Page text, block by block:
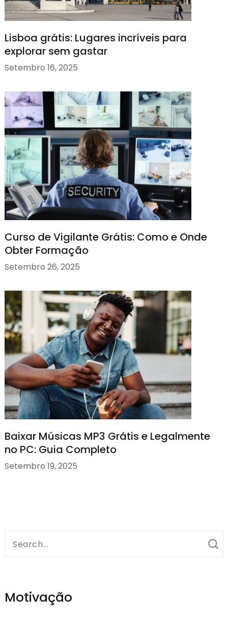
Lisboa grátis: Lugares incríveis para
explorar sem gastar
Setembro 16, 2025
Curso de Vigilante Grátis: Como e Onde
Obter Formação
Setembro 26, 2025
Baixar Músicas MP3 Grátis e Legalmente
no PC: Guia Completo
Setembro 19, 2025
Search
Motivação